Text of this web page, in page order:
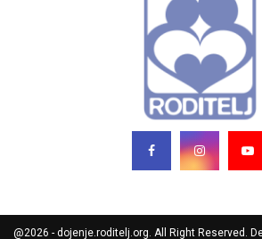
@2026 - dojenje.roditelj.org. All Right Reserved.